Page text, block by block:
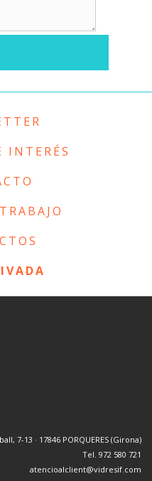
INTERÉS
7-13 · 17846 PORQUERES (Girona)
Tel. 972 580 721
atencioalclient@vidresif.com